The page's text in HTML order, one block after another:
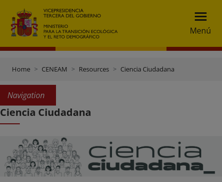
Menú
Home CENEAM Resources Ciencia Ciudadana
Navigation
Ciencia Ciudadana